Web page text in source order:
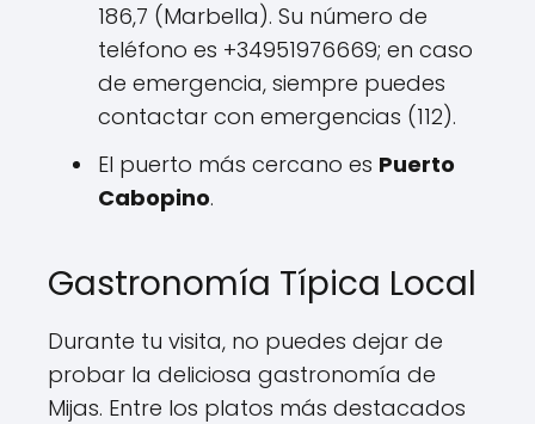
186,7 (Marbella). Su número de
teléfono es +34951976669; en caso
de emergencia, siempre puedes
contactar con emergencias (112).
El puerto más cercano es Puerto
Cabopino.
Gastronomía Típica Local
Durante tu visita, no puedes dejar de
probar la deliciosa gastronomía de
Mijas. Entre los platos más destacados